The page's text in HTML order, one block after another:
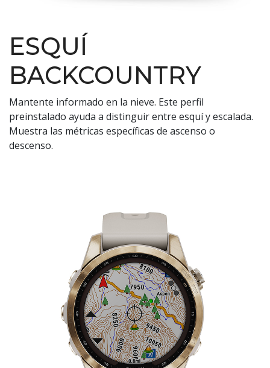
ESQUÍ
BACKCOUNTRY
Mantente informado en la nieve. Este perfil
preinstalado ayuda a distinguir entre esquí y escalada.
Muestra las métricas específicas de ascenso o
descenso.